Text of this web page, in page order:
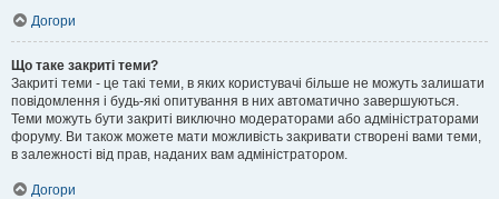
Догори
Що таке закриті теми?
Закриті теми - це такі теми, в яких користувачі більше не можуть залишати
повідомлення і будь-які опитування в них автоматично завершуються.
Теми можуть бути закриті виключно модераторами або адміністраторами
форуму. Ви також можете мати можливість закривати створені вами теми,
в залежності від прав, наданих вам адміністратором.
Догори